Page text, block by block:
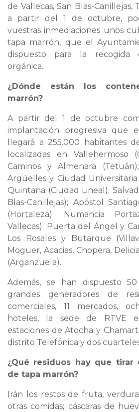
de Vallecas, San Blas-
a partir del 1 de octubre,
vuestras inmediaciones unos
tapa marrón, que el
dispuesto para la recogida
orgánica.
¿Dónde están los
marrón?
A partir del 1 de octubre
implantación progresiva que
llegará a 255.000 habitantes
localizadas en Vallehermoso
Caminos y Almenara
Argüelles y Ciudad Universitaria
Quintana (Ciudad Lineal);
Blas-Canillejas); Apóstol
(Hortaleza); Numancia
Vallecas); Puerta del Ángel y
Los Rosales y Butarque
Moguer, Acacias, Chopera,
(Arganzuela).
Además, se han dispuesto
grandes generadores de
comerciales, 11 mercados,
hoteles, la sede de RTVE
estaciones de Atocha y
distrito Telefónica y dos
¿Qué residuos hay que
de tapa marrón?
Irán los restos de fruta,
otras comidas; cáscaras de